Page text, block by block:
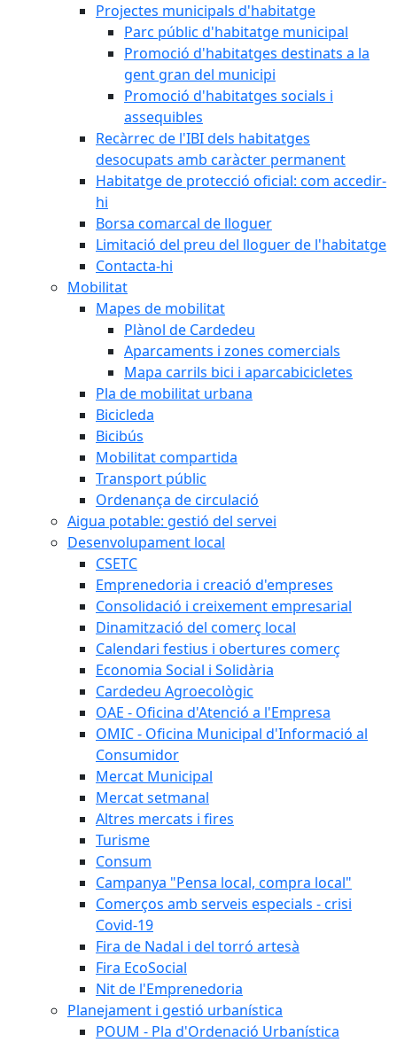
Projectes municipals d'habitatge
Parc públic d'habitatge municipal
Promoció d'habitatges destinats a la
gent gran del municipi
Promoció d'habitatges socials i
assequibles
Recàrrec de l'IBI dels habitatges
desocupats amb caràcter permanent
Habitatge de protecció oficial: com accedir-
hi
Borsa comarcal de lloguer
Limitació del preu del lloguer de l'habitatge
Contacta-hi
Mobilitat
Mapes de mobilitat
Plànol de Cardedeu
Aparcaments i zones comercials
Mapa carrils bici i aparcabicicletes
Pla de mobilitat urbana
Bicicleda
Bicibús
Mobilitat compartida
Transport públic
Ordenança de circulació
Aigua potable: gestió del servei
Desenvolupament local
CSETC
Emprenedoria i creació d'empreses
Consolidació i creixement empresarial
Dinamització del comerç local
Calendari festius i obertures comerç
Economia Social i Solidària
Cardedeu Agroecològic
OAE - Oficina d'Atenció a l'Empresa
OMIC - Oficina Municipal d'Informació al
Consumidor
Mercat Municipal
Mercat setmanal
Altres mercats i fires
Turisme
Consum
Campanya "Pensa local, compra local"
Comerços amb serveis especials - crisi
Covid-19
Fira de Nadal i del torró artesà
Fira EcoSocial
Nit de l'Emprenedoria
Planejament i gestió urbanística
POUM - Pla d'Ordenació Urbanística